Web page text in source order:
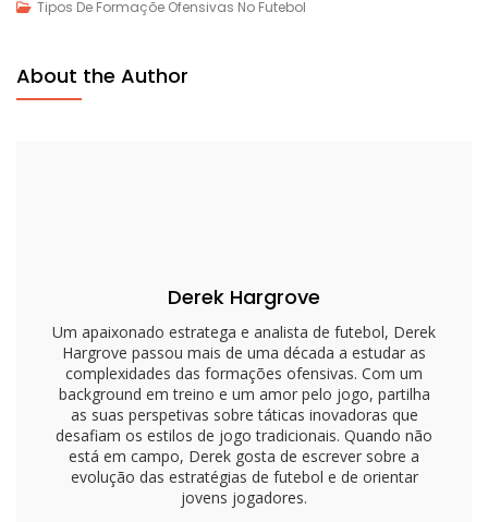
Formação
Tipos De Formaçõe Ofensivas No Futebol
About the Author
Derek Hargrove
Um apaixonado estratega e analista de futebol, Derek
Hargrove passou mais de uma década a estudar as
complexidades das formações ofensivas. Com um
background em treino e um amor pelo jogo, partilha
as suas perspetivas sobre táticas inovadoras que
desafiam os estilos de jogo tradicionais. Quando não
está em campo, Derek gosta de escrever sobre a
evolução das estratégias de futebol e de orientar
jovens jogadores.